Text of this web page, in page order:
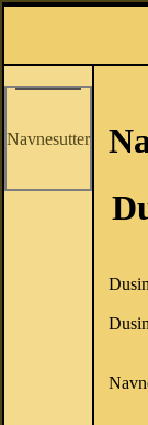
Navnesutter